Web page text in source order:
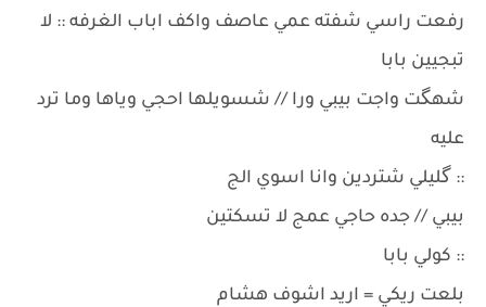
رفعت راسي شفته عمي عاصف واكف اباب الغرفه :: لا
تبجيين بابا
شهگت واجت بيبي ورا // شسويلها احجي وياها وما ترد
عليه
:: گليلي شتردين وانا اسوي الج
بيبي // جده حاجي عمج لا تسكتين
:: كولي بابا
بلعت ريكي = اريد اشوف هشام